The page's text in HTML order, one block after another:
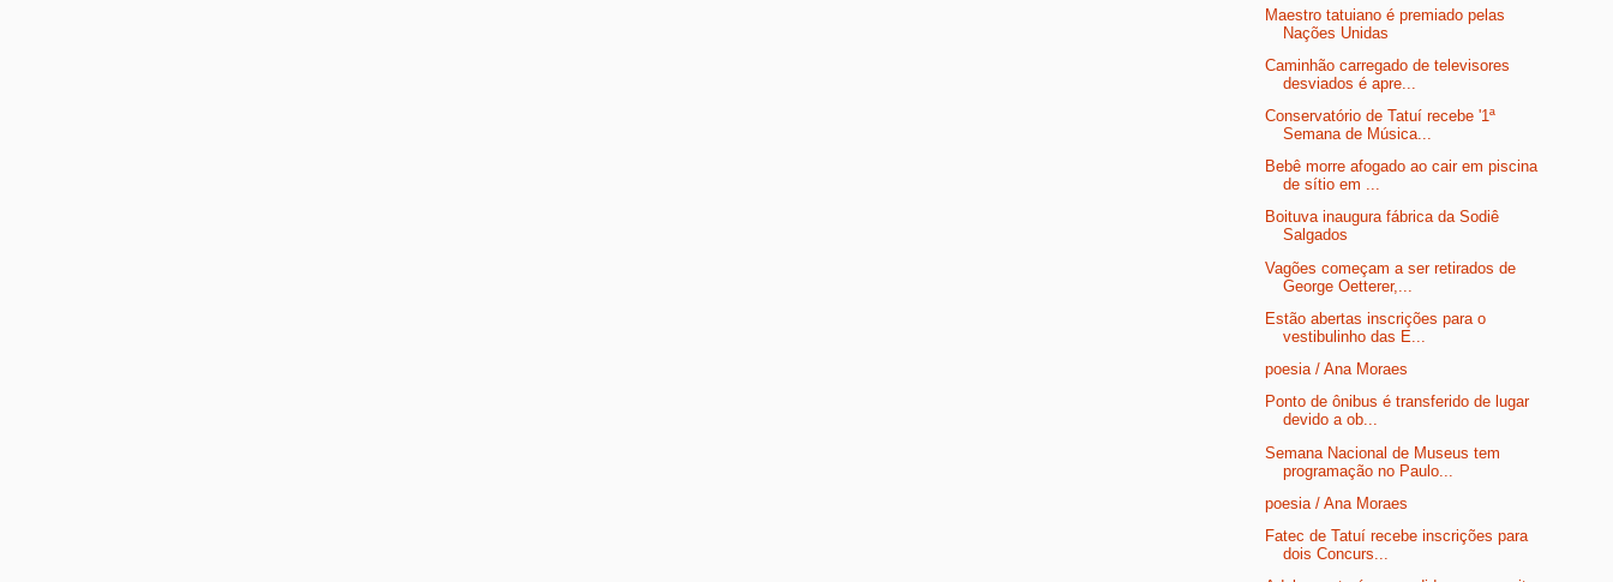
Maestro tatuiano é premiado pelas
Nações Unidas
Caminhão carregado de televisores
desviados é apre...
Conservatório de Tatuí recebe '1ª
Semana de Música...
Bebê morre afogado ao cair em piscina
de sítio em ...
Boituva inaugura fábrica da Sodiê
Salgados
Vagões começam a ser retirados de
George Oetterer,...
Estão abertas inscrições para o
vestibulinho das E...
poesia / Ana Moraes
Ponto de ônibus é transferido de lugar
devido a ob...
Semana Nacional de Museus tem
programação no Paulo...
poesia / Ana Moraes
Fatec de Tatuí recebe inscrições para
dois Concurs...